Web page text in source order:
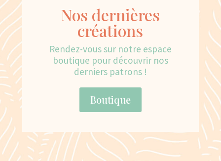
Nos dernières
créations
Rendez-vous sur notre espace
boutique pour découvrir nos
derniers patrons !
Boutique